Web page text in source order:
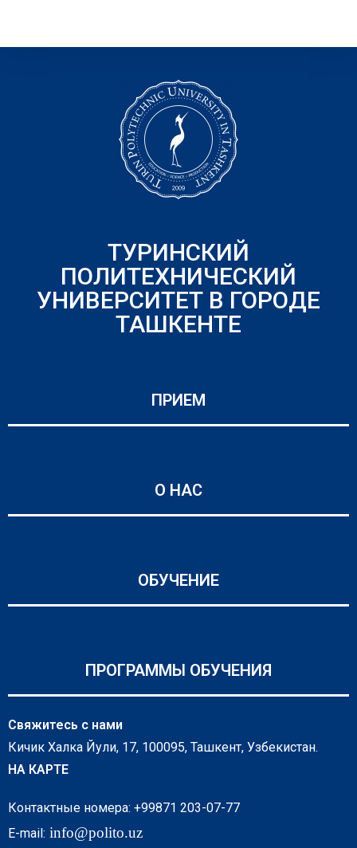
ТУРИНСКИЙ
ПОЛИТЕХНИЧЕСКИЙ
УНИВЕРСИТЕТ В ГОРОДЕ
ТАШКЕНТЕ
ПРИЕМ
О НАС
ОБУЧЕНИЕ
ПРОГРАММЫ ОБУЧЕНИЯ
Свяжитесь с нами
Кичик Халка Йули, 17, 100095, Ташкент, Узбекистан.
НА КАРТЕ
Контактные номера: +99871 203-07-77
E-mail: info@polito.uz